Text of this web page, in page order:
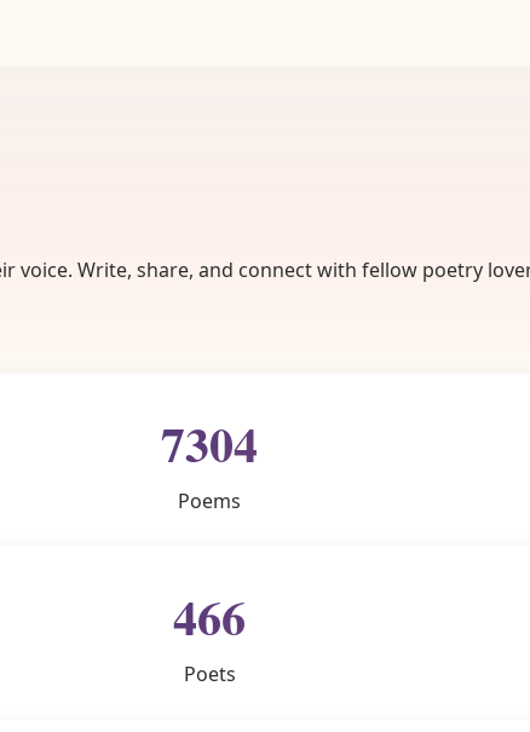
voice. Write, share, and connect with fellow poetry
7304
Poems
466
Poets